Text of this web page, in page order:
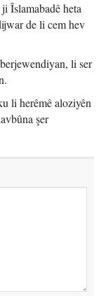
Îslamabadê heta
de li cem hev
li ser
li herêmê aloziyên
şer